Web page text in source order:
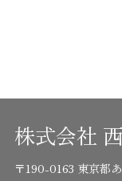
株式会社
〒190-0163 東京都